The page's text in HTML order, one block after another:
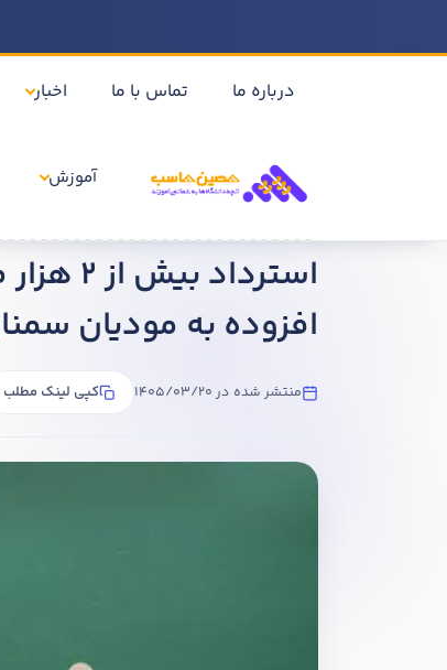
درباره ما تماس با ما اخبار
آموزش
افزوده به مودیان سمنان
منتشر شده در 1405/03/20 کپی لینک مطلب